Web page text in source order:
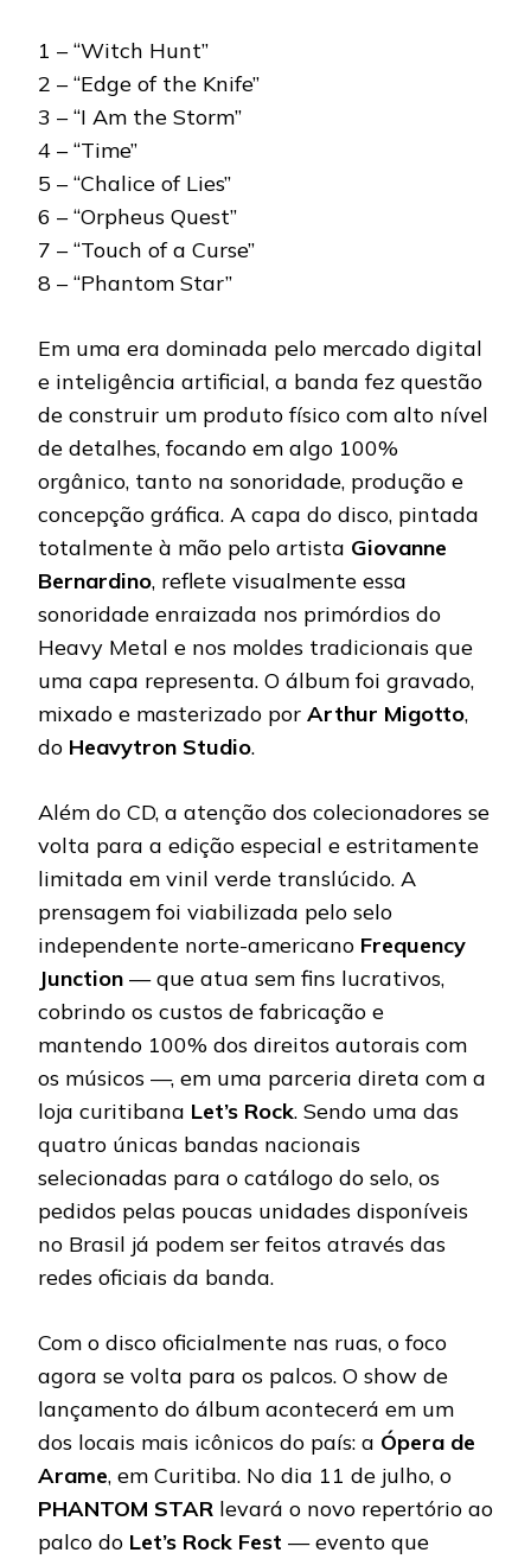
1 – “Witch Hunt”
2 – “Edge of the Knife”
3 – “I Am the Storm”
4 – “Time”
5 – “Chalice of Lies”
6 – “Orpheus Quest”
7 – “Touch of a Curse”
8 – “Phantom Star”
Em uma era dominada pelo mercado digital
e inteligência artificial, a banda fez questão
de construir um produto físico com alto nível
de detalhes, focando em algo 100%
orgânico, tanto na sonoridade, produção e
concepção gráfica. A capa do disco, pintada
totalmente à mão pelo artista Giovanne
Bernardino, reflete visualmente essa
sonoridade enraizada nos primórdios do
Heavy Metal e nos moldes tradicionais que
uma capa representa. O álbum foi gravado,
mixado e masterizado por Arthur Migotto,
do Heavytron Studio.
Além do CD, a atenção dos colecionadores se
volta para a edição especial e estritamente
limitada em vinil verde translúcido. A
prensagem foi viabilizada pelo selo
independente norte-americano Frequency
Junction — que atua sem fins lucrativos,
cobrindo os custos de fabricação e
mantendo 100% dos direitos autorais com
os músicos —, em uma parceria direta com a
loja curitibana Let’s Rock. Sendo uma das
quatro únicas bandas nacionais
selecionadas para o catálogo do selo, os
pedidos pelas poucas unidades disponíveis
no Brasil já podem ser feitos através das
redes oficiais da banda.
Com o disco oficialmente nas ruas, o foco
agora se volta para os palcos. O show de
lançamento do álbum acontecerá em um
dos locais mais icônicos do país: a Ópera de
Arame, em Curitiba. No dia 11 de julho, o
PHANTOM STAR levará o novo repertório ao
palco do Let’s Rock Fest — evento que